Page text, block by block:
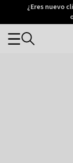
Otrium¿Eres nuevo
Categories